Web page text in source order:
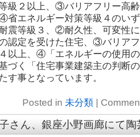
級２以上、③バリアフリー高
省エネルギー対策等級４のい
震等級３、②耐久性、可変性
認定を受けた住宅、③バリア
以上、④「エネルギーの使用
づく「住宅事業建築主の判断
す事となっています。
Posted in 未分類
さん、銀座小野画廊にて